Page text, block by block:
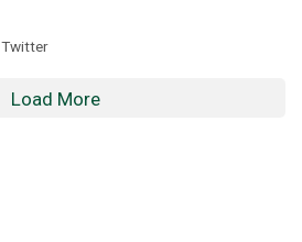
Twitter
Load More